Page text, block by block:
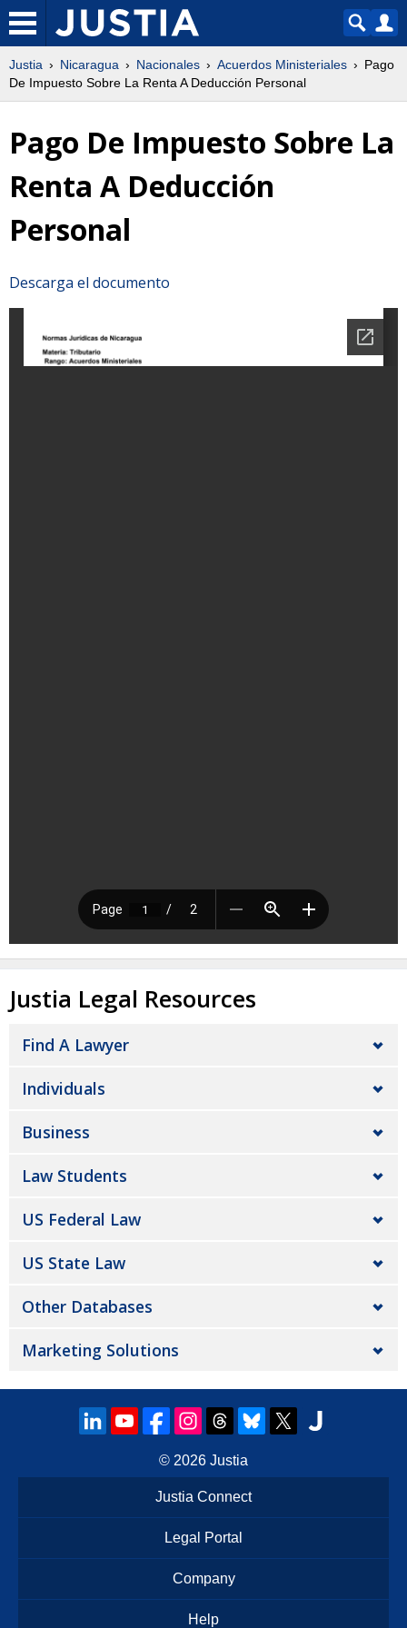
Justia Nicaragua Nacionales Acuerdos Ministeriales
Pago
De Impuesto Sobre La Renta A Deducción Personal
Pago De Impuesto Sobre La
Renta A Deducción
Personal
Descarga el documento
Justia Legal Resources
Find A Lawyer
Individuals
Business
Law Students
US Federal Law
US State Law
Other Databases
Marketing Solutions
© 2026 Justia
Justia Connect
Legal Portal
Company
Help